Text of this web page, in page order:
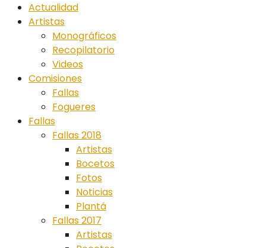
Actualidad
Artistas
Monográficos
Recopilatorio
Videos
Comisiones
Fallas
Fogueres
Fallas
Fallas 2018
Artistas
Bocetos
Fotos
Noticias
Plantá
Fallas 2017
Artistas